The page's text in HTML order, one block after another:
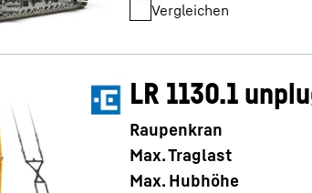
Vergleichen
LR 1130.1
Raupenkran
Max. Traglast
Max. Hubhöhe